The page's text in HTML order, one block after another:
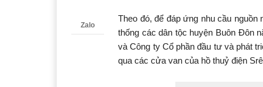
Zalo
Theo đó, để đáp ứng nhu cầu
thống các dân tộc huyện Buôn Đôn
và Công ty Cổ phần đầu tư và phát
qua các cửa van của hồ thuỷ điện